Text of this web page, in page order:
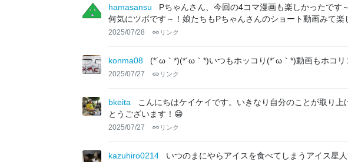
hamasansu
Pちゃんさん、今回の4コマ漫画も楽しかったです
何気にツボです～！娘たちもPちゃんさんのショート動画みて楽
2025/07/28 リンク
konma08 (*´ω｀*)(*´ω｀*)いつもホッコり(*´ω｀*)動画もホコリ
2025/07/27 リンク
bkeita
こんにちはケイケイです。いきなり自分のことが取り
とうございます！😁
2025/07/27 リンク
kazuhiro0214
いつのまにやらアイスを食べてしまうアイス星